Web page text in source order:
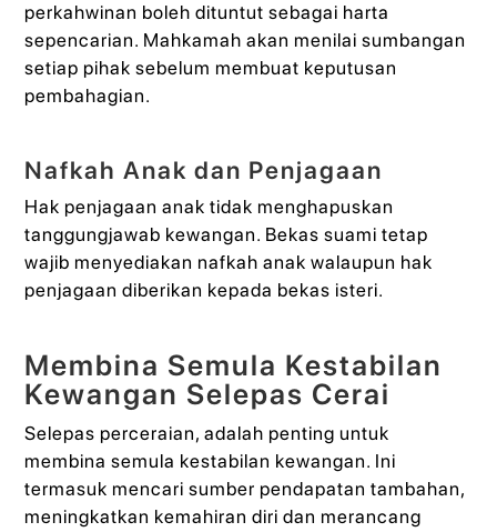
perkahwinan boleh dituntut sebagai harta
sepencarian. Mahkamah akan menilai sumbangan
setiap pihak sebelum membuat keputusan
pembahagian.
Nafkah Anak dan Penjagaan
Hak penjagaan anak tidak menghapuskan
tanggungjawab kewangan. Bekas suami tetap
wajib menyediakan nafkah anak walaupun hak
penjagaan diberikan kepada bekas isteri.
Membina Semula Kestabilan
Kewangan Selepas Cerai
Selepas perceraian, adalah penting untuk
membina semula kestabilan kewangan. Ini
termasuk mencari sumber pendapatan tambahan,
meningkatkan kemahiran diri dan merancang